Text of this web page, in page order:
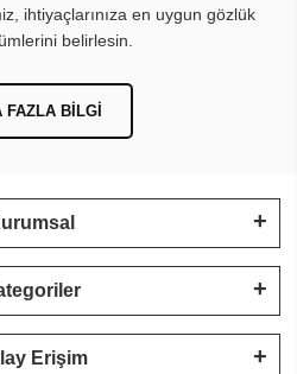
ihtiyaçlarınıza en uygun gözlük
belirlesin.
FAZLA BILGI
Erişim